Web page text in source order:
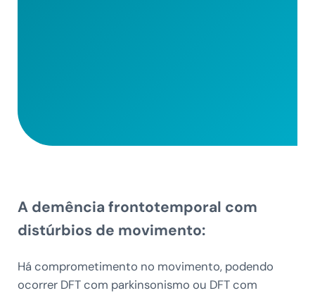
A demência frontotemporal com
distúrbios de movimento:
Há comprometimento no movimento, podendo
ocorrer DFT com parkinsonismo ou DFT com